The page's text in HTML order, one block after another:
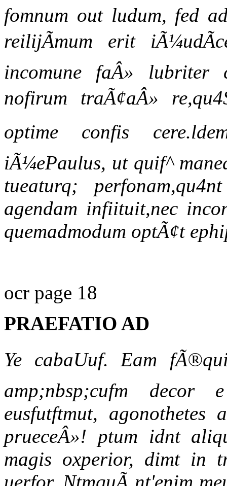
fomnum out ludum, fed
reilijÃmum erit
incomune faÂ» lubriter
nofirum traÃ¢aÂ»
optime confis
iÃ¼ePaulus, ut quif^
tueaturq;
agendam infiituit,nec
quemadmodum optÃ¢t
ocr page 18
PRAEFATIO AD
Ye cabaUuf. Eam
amp;nbsp;cufm decor
eusfutftmut,
prueceÂ»! ptum idnt
magis oxperior, dimt in
uerfor, NtmquÃ nt'enim